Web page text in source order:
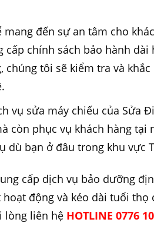
mang đến sự an tâm cho
cấp chính sách bảo hành dài
chúng tôi sẽ kiểm tra và
vụ sửa máy chiếu của Sửa
còn phục vụ khách hàng tại
dù bạn ở đâu trong khu vực
cấp dịch vụ bảo dưỡng
động và kéo dài tuổi thọ
lòng liên hệ HOTLINE 0776